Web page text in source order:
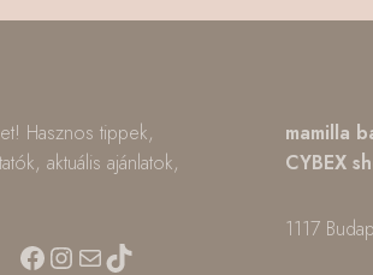
Hasznos tippek,
aktuális ajánlatok,
Facebook
Instagram
MailTikTok
mamilla
CYBEX
1117